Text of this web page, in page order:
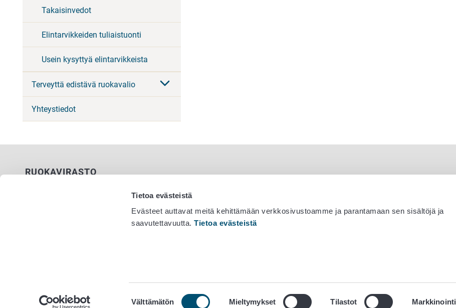
Tietoa evästeistä
Evästeet auttavat meitä kehittämään verkkosivustoamme ja parantamaan sen sisältöjä ja
saavutettavuutta.Tietoa evästeistä
Välttämätön Mieltymykset Tilastot Markkinointi
Takaisinvedot
Elintarvikkeiden tuliaistuonti
Usein kysyttyä elintarvikkeista
Terveyttä edistävä ruokavalio
Yhteystiedot
RUOKAVIRASTO
Evästeasetukset